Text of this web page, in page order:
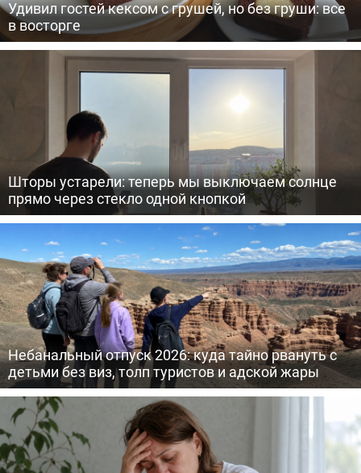
Удивил гостей кексом с грушей, но без груши: все
в восторге
Шторы устарели: теперь мы выключаем солнце
прямо через стекло одной кнопкой
Небанальный отпуск 2026: куда тайно рвануть с
детьми без виз, толп туристов и адской жары